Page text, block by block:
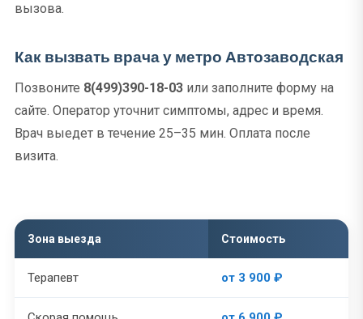
вызова.
Как вызвать врача у метро Автозаводская
Позвоните 8(499)390-18-03 или заполните форму на
сайте. Оператор уточнит симптомы, адрес и время.
Врач выедет в течение 25–35 мин. Оплата после
визита.
Зона выезда Стоимость
Терапевт от 3 900 ₽